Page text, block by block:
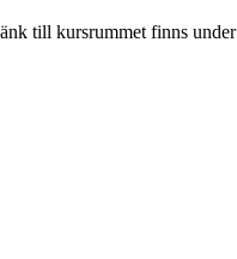
till kursrummet finns